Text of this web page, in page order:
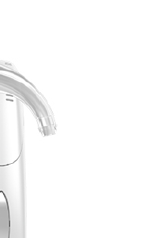
IXSignia Silk IX
Domes
hoortoestel van Signia.